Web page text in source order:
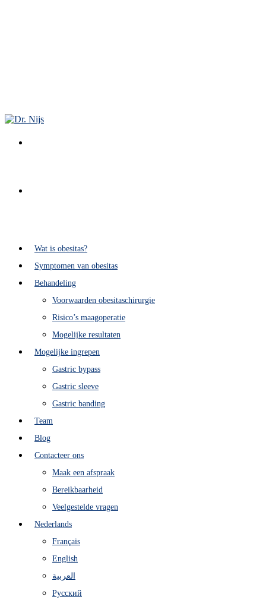
Wat is obesitas?
Symptomen van obesitas
Behandeling
Voorwaarden obesitaschirurgie
Risico’s maagoperatie
Mogelijke resultaten
Mogelijke ingrepen
Gastric bypass
Gastric sleeve
Gastric banding
Team
Blog
Contacteer ons
Maak een afspraak
Bereikbaarheid
Veelgestelde vragen
Nederlands
Français
English
العربية
Русский